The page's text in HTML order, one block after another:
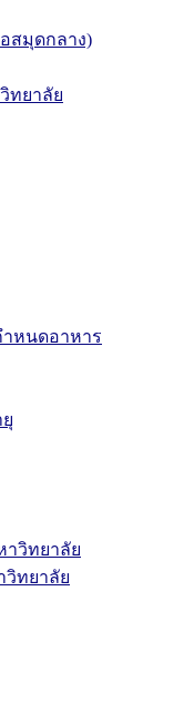
สมุดกลาง)
ทยาลัย
หนดอาหาร
วิทยาลัย
ทยาลัย